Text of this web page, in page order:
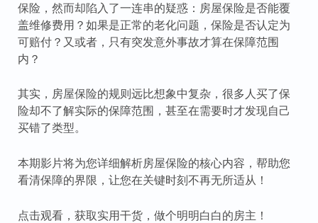
保险，然而却陷入了一连串的疑惑：房屋保险是否能覆
盖维修费用？如果是正常的老化问题，保险是否认定为
可赔付？又或者，只有突发意外事故才算在保障范围
内？
其实，房屋保险的规则远比想象中复杂，很多人买了保
险却不了解实际的保障范围，甚至在需要时才发现自己
买错了类型。
本期影片将为您详细解析房屋保险的核心内容，帮助您
看清保障的界限，让您在关键时刻不再无所适从！
点击观看，获取实用干货，做个明明白白的房主！